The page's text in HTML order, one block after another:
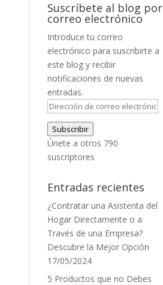
Suscríbete al blog por
correo electrónico
Introduce tu correo
electrónico para suscribirte a
este blog y recibir
notificaciones de nuevas
entradas.
Dirección
de
correo
electrónico
Subscribir
Únete a otros 790
suscriptores
Entradas recientes
¿Contratar una Asistenta del
Hogar Directamente o a
Través de una Empresa?
Descubre la Mejor Opción
17/05/2024
5 Productos que no Debes